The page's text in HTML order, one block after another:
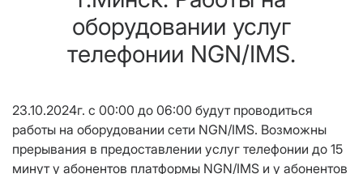
оборудовании услуг
телефонии NGN/IMS.
23.10.2024г. с 00:00 до 06:00 будут проводиться
работы на оборудовании сети NGN/IMS. Возможны
прерывания в предоставлении услуг телефонии до 15
минут у абонентов платформы NGN/IMS и у абонентов